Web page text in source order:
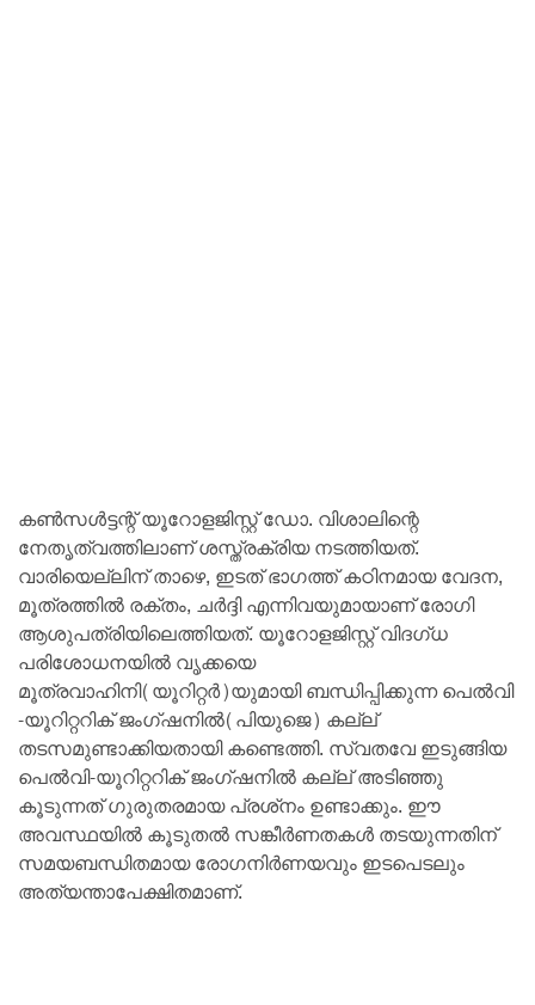
കണ്‍സള്‍ട്ടന്റ് യൂറോളജിസ്റ്റ് ഡോ. വിശാലിന്റെ
നേതൃത്വത്തിലാണ് ശസ്ത്രക്രിയ നടത്തിയത്.
വാരിയെല്ലിന് താഴെ, ഇടത് ഭാഗത്ത് കഠിനമായ വേദന,
മൂത്രത്തില്‍ രക്തം, ചര്‍ദ്ദി എന്നിവയുമായാണ് രോഗി
ആശുപത്രിയിലെത്തിയത്. യൂറോളജിസ്റ്റ് വിദഗ്ധ
പരിശോധനയില്‍ വൃക്കയെ
മൂത്രവാഹിനി(യൂറിറ്റര്‍)യുമായി ബന്ധിപ്പിക്കുന്ന പെല്‍വി
-യൂറിറ്ററിക് ജംഗ്ഷനില്‍(പിയുജെ) കല്ല്
തടസമുണ്ടാക്കിയതായി കണ്ടെത്തി. സ്വതവേ ഇടുങ്ങിയ
പെല്‍വി-യൂറിറ്ററിക് ജംഗ്ഷനില്‍ കല്ല് അടിഞ്ഞു
കൂടുന്നത് ഗുരുതരമായ പ്രശ്‌നം ഉണ്ടാക്കും. ഈ
അവസ്ഥയില്‍ കൂടുതല്‍ സങ്കീര്‍ണതകള്‍ തടയുന്നതിന്
സമയബന്ധിതമായ രോഗനിര്‍ണയവും ഇടപെടലും
അത്യന്താപേക്ഷിതമാണ്.